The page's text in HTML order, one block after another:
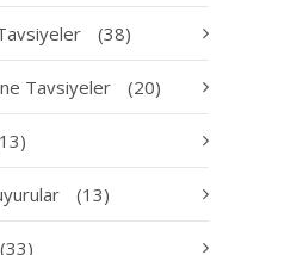
Tavsiyeler (38)
Tavsiyeler (20)
(13)
(33)